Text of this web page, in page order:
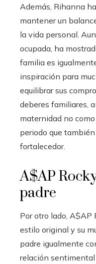
Además, Rihanna
mantener un
la vida personal.
ocupada, ha
familia es
inspiración para
equilibrar sus
deberes familiares,
maternidad no
periodo que
fortalecedor.
A$AP
padre
Por otro lado, A$AP
estilo original y su
padre igualmente
relación